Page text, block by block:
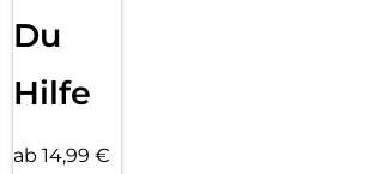
Du
Hilfe
ab 14,99 €